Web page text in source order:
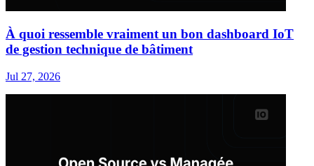
À quoi ressemble vraiment un bon dashboard IoT
de gestion technique de bâtiment
Jul 27, 2026